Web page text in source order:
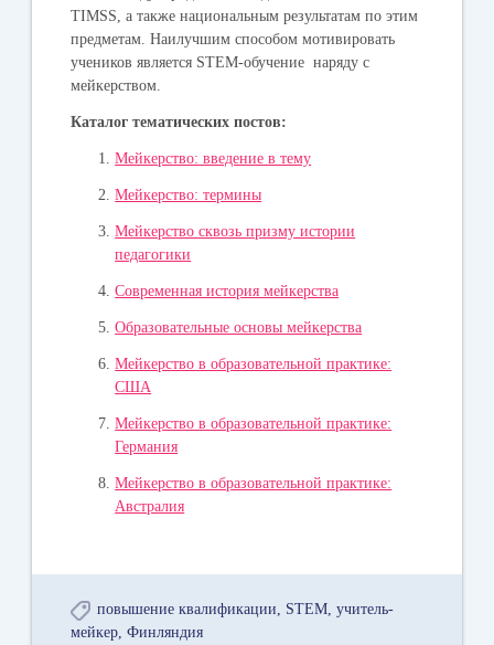
TIMSS, а также национальным результатам по этим
предметам. Наилучшим способом мотивировать
учеников является STEM-обучение наряду с
мейкерством.
Каталог тематических постов:
Мейкерство: введение в тему
Мейкерство: термины
Мейкерство сквозь призму истории
педагогики
Современная история мейкерства
Образовательные основы мейкерства
Мейкерство в образовательной практике:
США
Мейкерство в образовательной практике:
Германия
Мейкерство в образовательной практике:
Австралия
повышение квалификации STEM учитель-
мейкер Финляндия